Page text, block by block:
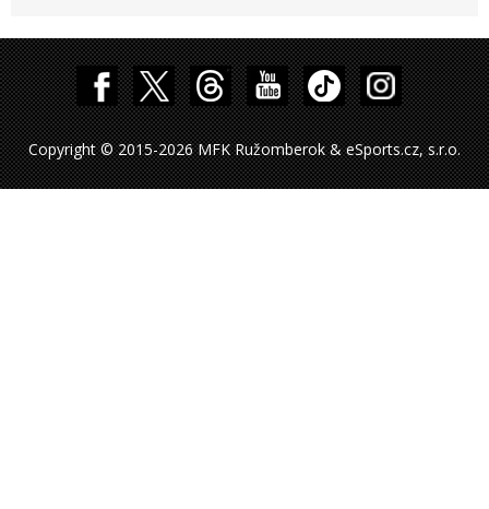
Copyright © 2015-2026 MFK Ružomberok & eSports.cz, s.r.o.